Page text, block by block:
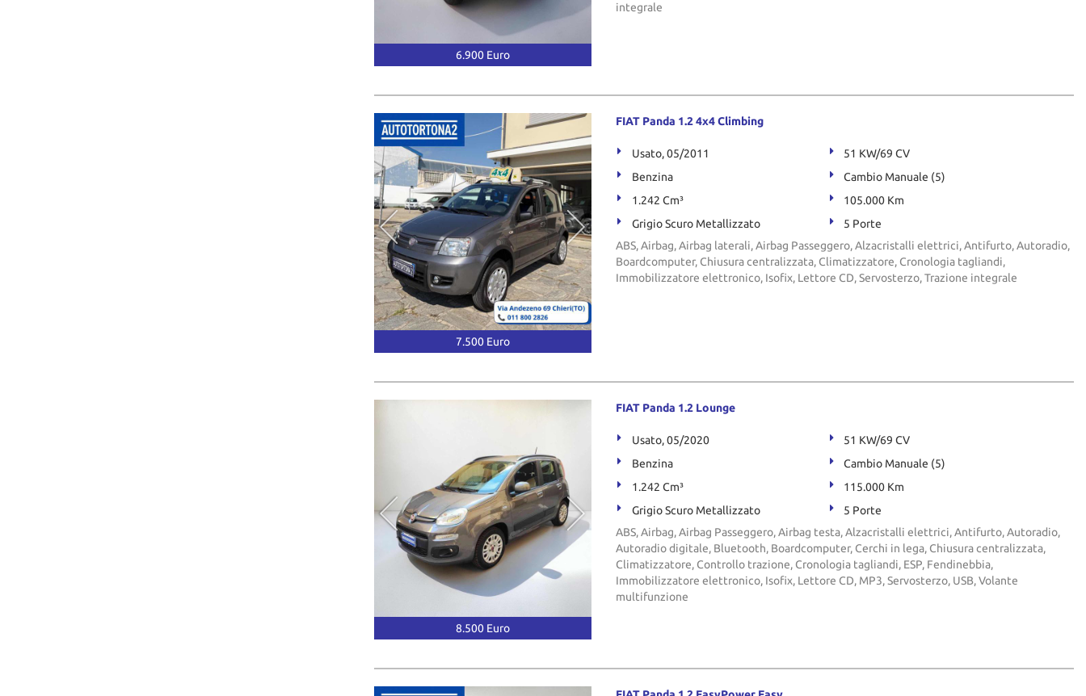
6.900 Euro
integrale
7.500 Euro
FIAT Panda 1.2 4x4 Climbing
Usato, 05/2011
51 KW/69 CV
Benzina
Cambio Manuale (5)
1.242 Cm³
105.000 Km
Grigio Scuro Metallizzato
5 Porte
ABS, Airbag, Airbag laterali, Airbag Passeggero, Alzacristalli elettrici, Antifurto, Autoradio,
Boardcomputer, Chiusura centralizzata, Climatizzatore, Cronologia tagliandi,
Immobilizzatore elettronico, Isofix, Lettore CD, Servosterzo, Trazione integrale
8.500 Euro
FIAT Panda 1.2 Lounge
Usato, 05/2020
51 KW/69 CV
Benzina
Cambio Manuale (5)
1.242 Cm³
115.000 Km
Grigio Scuro Metallizzato
5 Porte
ABS, Airbag, Airbag Passeggero, Airbag testa, Alzacristalli elettrici, Antifurto, Autoradio,
Autoradio digitale, Bluetooth, Boardcomputer, Cerchi in lega, Chiusura centralizzata,
Climatizzatore, Controllo trazione, Cronologia tagliandi, ESP, Fendinebbia,
Immobilizzatore elettronico, Isofix, Lettore CD, MP3, Servosterzo, USB, Volante
multifunzione